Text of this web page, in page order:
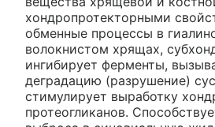
хондропротекторными
обменные процессы в
волокнистом хрящах,
ингибирует ферменты,
деградацию (разрушение)
стимулирует выработку
протеогликанов.